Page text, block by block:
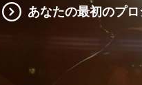
あなたの最初のプ